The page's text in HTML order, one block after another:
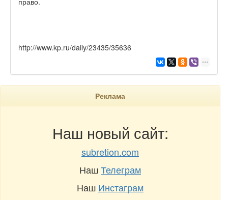
http://www.kp.ru/daily/23435/35636
Реклама
Наш новый сайт:
subretion.com
НашТелеграм
Наш Инстаграм